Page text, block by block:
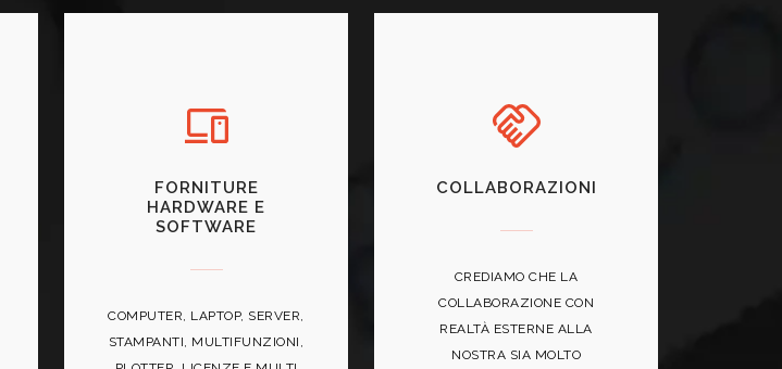
FORNITURE
HARDWARE E
SOFTWARE
COMPUTER, LAPTOP, SERVER,
STAMPANTI, MULTIFUNZIONI,
COLLABORAZIONI
CREDIAMO CHE LA
COLLABORAZIONE CON
REALTÀ ESTERNE ALLA
NOSTRA SIA MOLTO